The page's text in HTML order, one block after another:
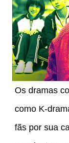
Os dramas
como K-
fãs por sua